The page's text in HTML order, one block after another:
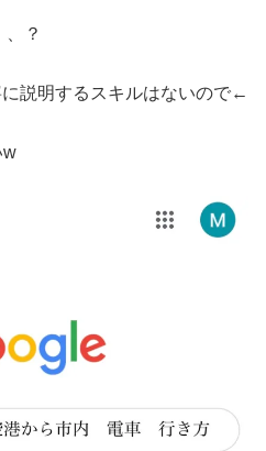
？
説明するスキルはないので←
w